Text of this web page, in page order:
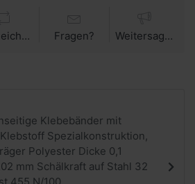
Vergleichen Fragen? Weitersagen
Klebebänder mit
Spezialkonstruktion,
Polyester Dicke 0,1
mm Schälkraft auf Stahl 32
455 N/100